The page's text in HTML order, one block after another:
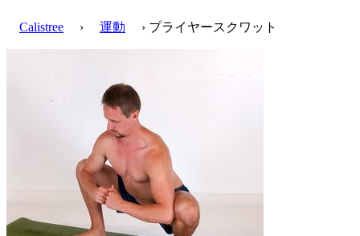
Calistree › 運動 › プライヤースクワット